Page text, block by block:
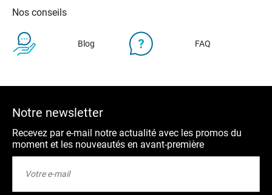
Nos conseils
Blog FAQ
Notre newsletter
Recevez par e-mail notre actualité avec les promos du
moment et les nouveautés en avant-première